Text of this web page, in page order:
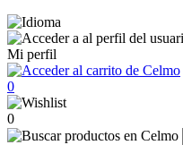
Mi perfil
0
0